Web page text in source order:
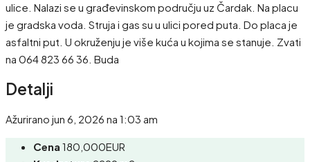
ulice. Nalazi se u građevinskom području uz Čardak. Na placu
je gradska voda. Struja i gas su u ulici pored puta. Do placa je
asfaltni put. U okruženju je više kuća u kojima se stanuje. Zvati
na 064 823 66 36. Buda
Detalji
Ažurirano jun 6, 2026 na 1:03 am
Cena 180,000EUR